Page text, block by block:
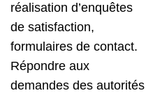
réalisation d’enquêtes
de satisfaction,
formulaires de contact.
Répondre aux
demandes des autorités